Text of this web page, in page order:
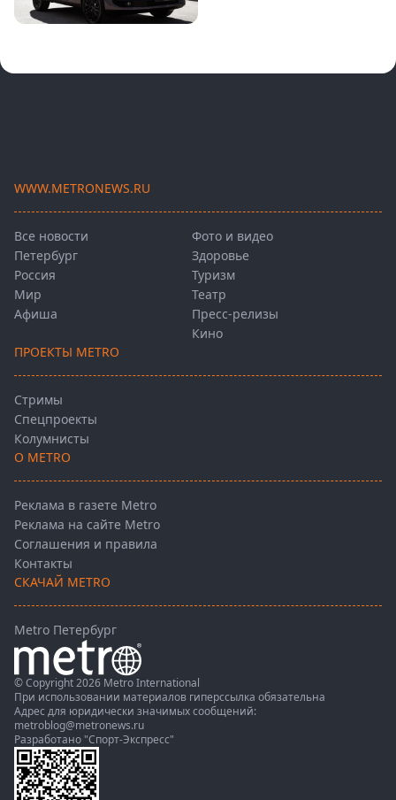
WWW.METRONEWS.RU
Все новости
Петербург
Россия
Мир
Афиша
Фото и видео
Здоровье
Туризм
Театр
Пресс-релизы
Кино
ПРОЕКТЫ METRO
Стримы
Спецпроекты
Колумнисты
О METRO
Реклама в газете Metro
Реклама на сайте Metro
Соглашения и правила
Контакты
СКАЧАЙ METRO
Metro Петербург
© Copyright 2026 Metro International
При использовании материалов гиперссылка обязательна
Адрес для юридически значимых сообщений:
metroblog@metronews.ru
Разработано "Спорт-Экспресс"